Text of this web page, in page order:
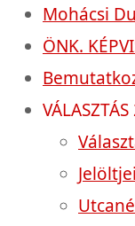
Mohácsi
ÖNK.